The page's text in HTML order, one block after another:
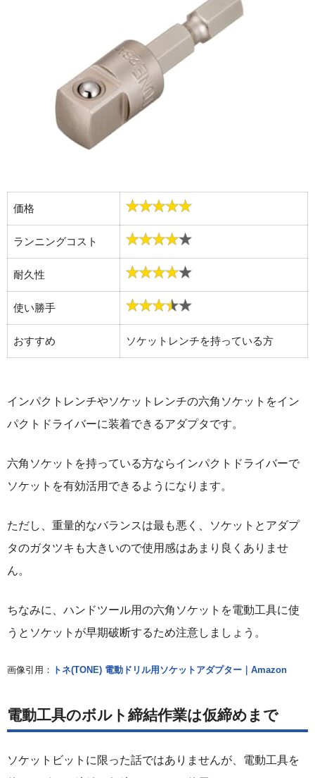
価格
ランニングコスト
耐久性
使い勝手
おすすめ ソケットレンチを持っている方
インパクトレンチやソケットレンチの六角ソケットをイン
パクトドライバーに装着できるアダプタです。
六角ソケットを持っている方ならインパクトドライバーで
ソケットを有効活用できるようになります。
ただし、重量的なバランスは最も悪く、ソケットとアダプ
タのガタツキも大きいので使用感はあまり良くありませ
ん。
ちなみに、ハンドツール用の六角ソケットを電動工具に使
うとソケットが早期破断するため注意しましょう。
画像引用： トネ(TONE) 電動ドリル用ソケットアダプター｜Amazon
電動工具のボルト締結作業は仮締めまで
ソケットビットに限った話ではありませんが、電動工具を